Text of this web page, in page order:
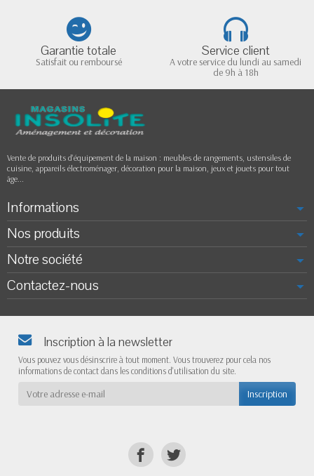
Garantie totale
Satisfait ou remboursé
Service client
A votre service du lundi au samedi
de 9h à 18h
Vente de produits d'équipement de la maison : meubles de rangements, ustensiles de
cuisine, appareils électroménager, décoration pour la maison, jeux et jouets pour tout
âge...
Informations
Nos produits
Notre société
Contactez-nous
Inscription à la newsletter
Vous pouvez vous désinscrire à tout moment. Vous trouverez pour cela nos
informations de contact dans les conditions d'utilisation du site.
Inscription